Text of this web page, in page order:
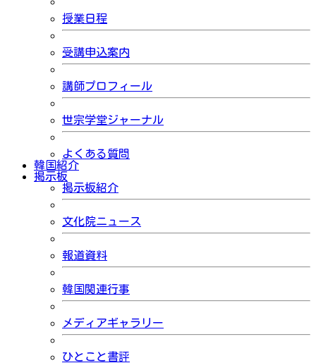
授業日程
受講申込案内
講師プロフィール
世宗学堂ジャーナル
よくある質問
韓国紹介
掲示板
掲示板紹介
文化院ニュース
報道資料
韓国関連行事
メディアギャラリー
ひとこと書評